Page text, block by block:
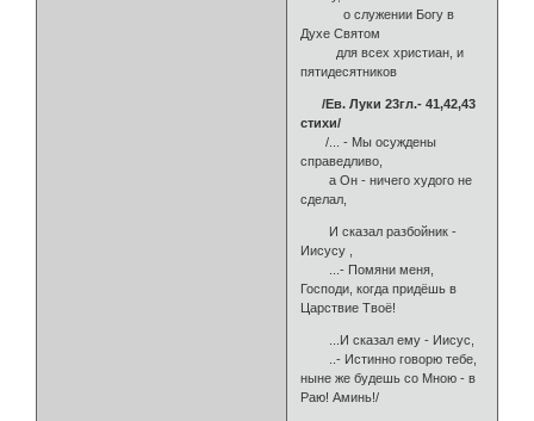
о служении Богу в
Духе Святом
для всех христиан, и
пятидесятников
/Ев. Луки 23гл.- 41,42,43
стихи/
/... - Мы осуждены
справедливо,
а Он - ничего худого не
сделал,
И сказал разбойник -
Иисусу ,
...- Помяни меня,
Господи, когда придёшь в
Царствие Твоё!
...И сказал ему - Иисус,
..- Истинно говорю тебе,
ныне же будешь со Мною - в
Раю! Аминь!/